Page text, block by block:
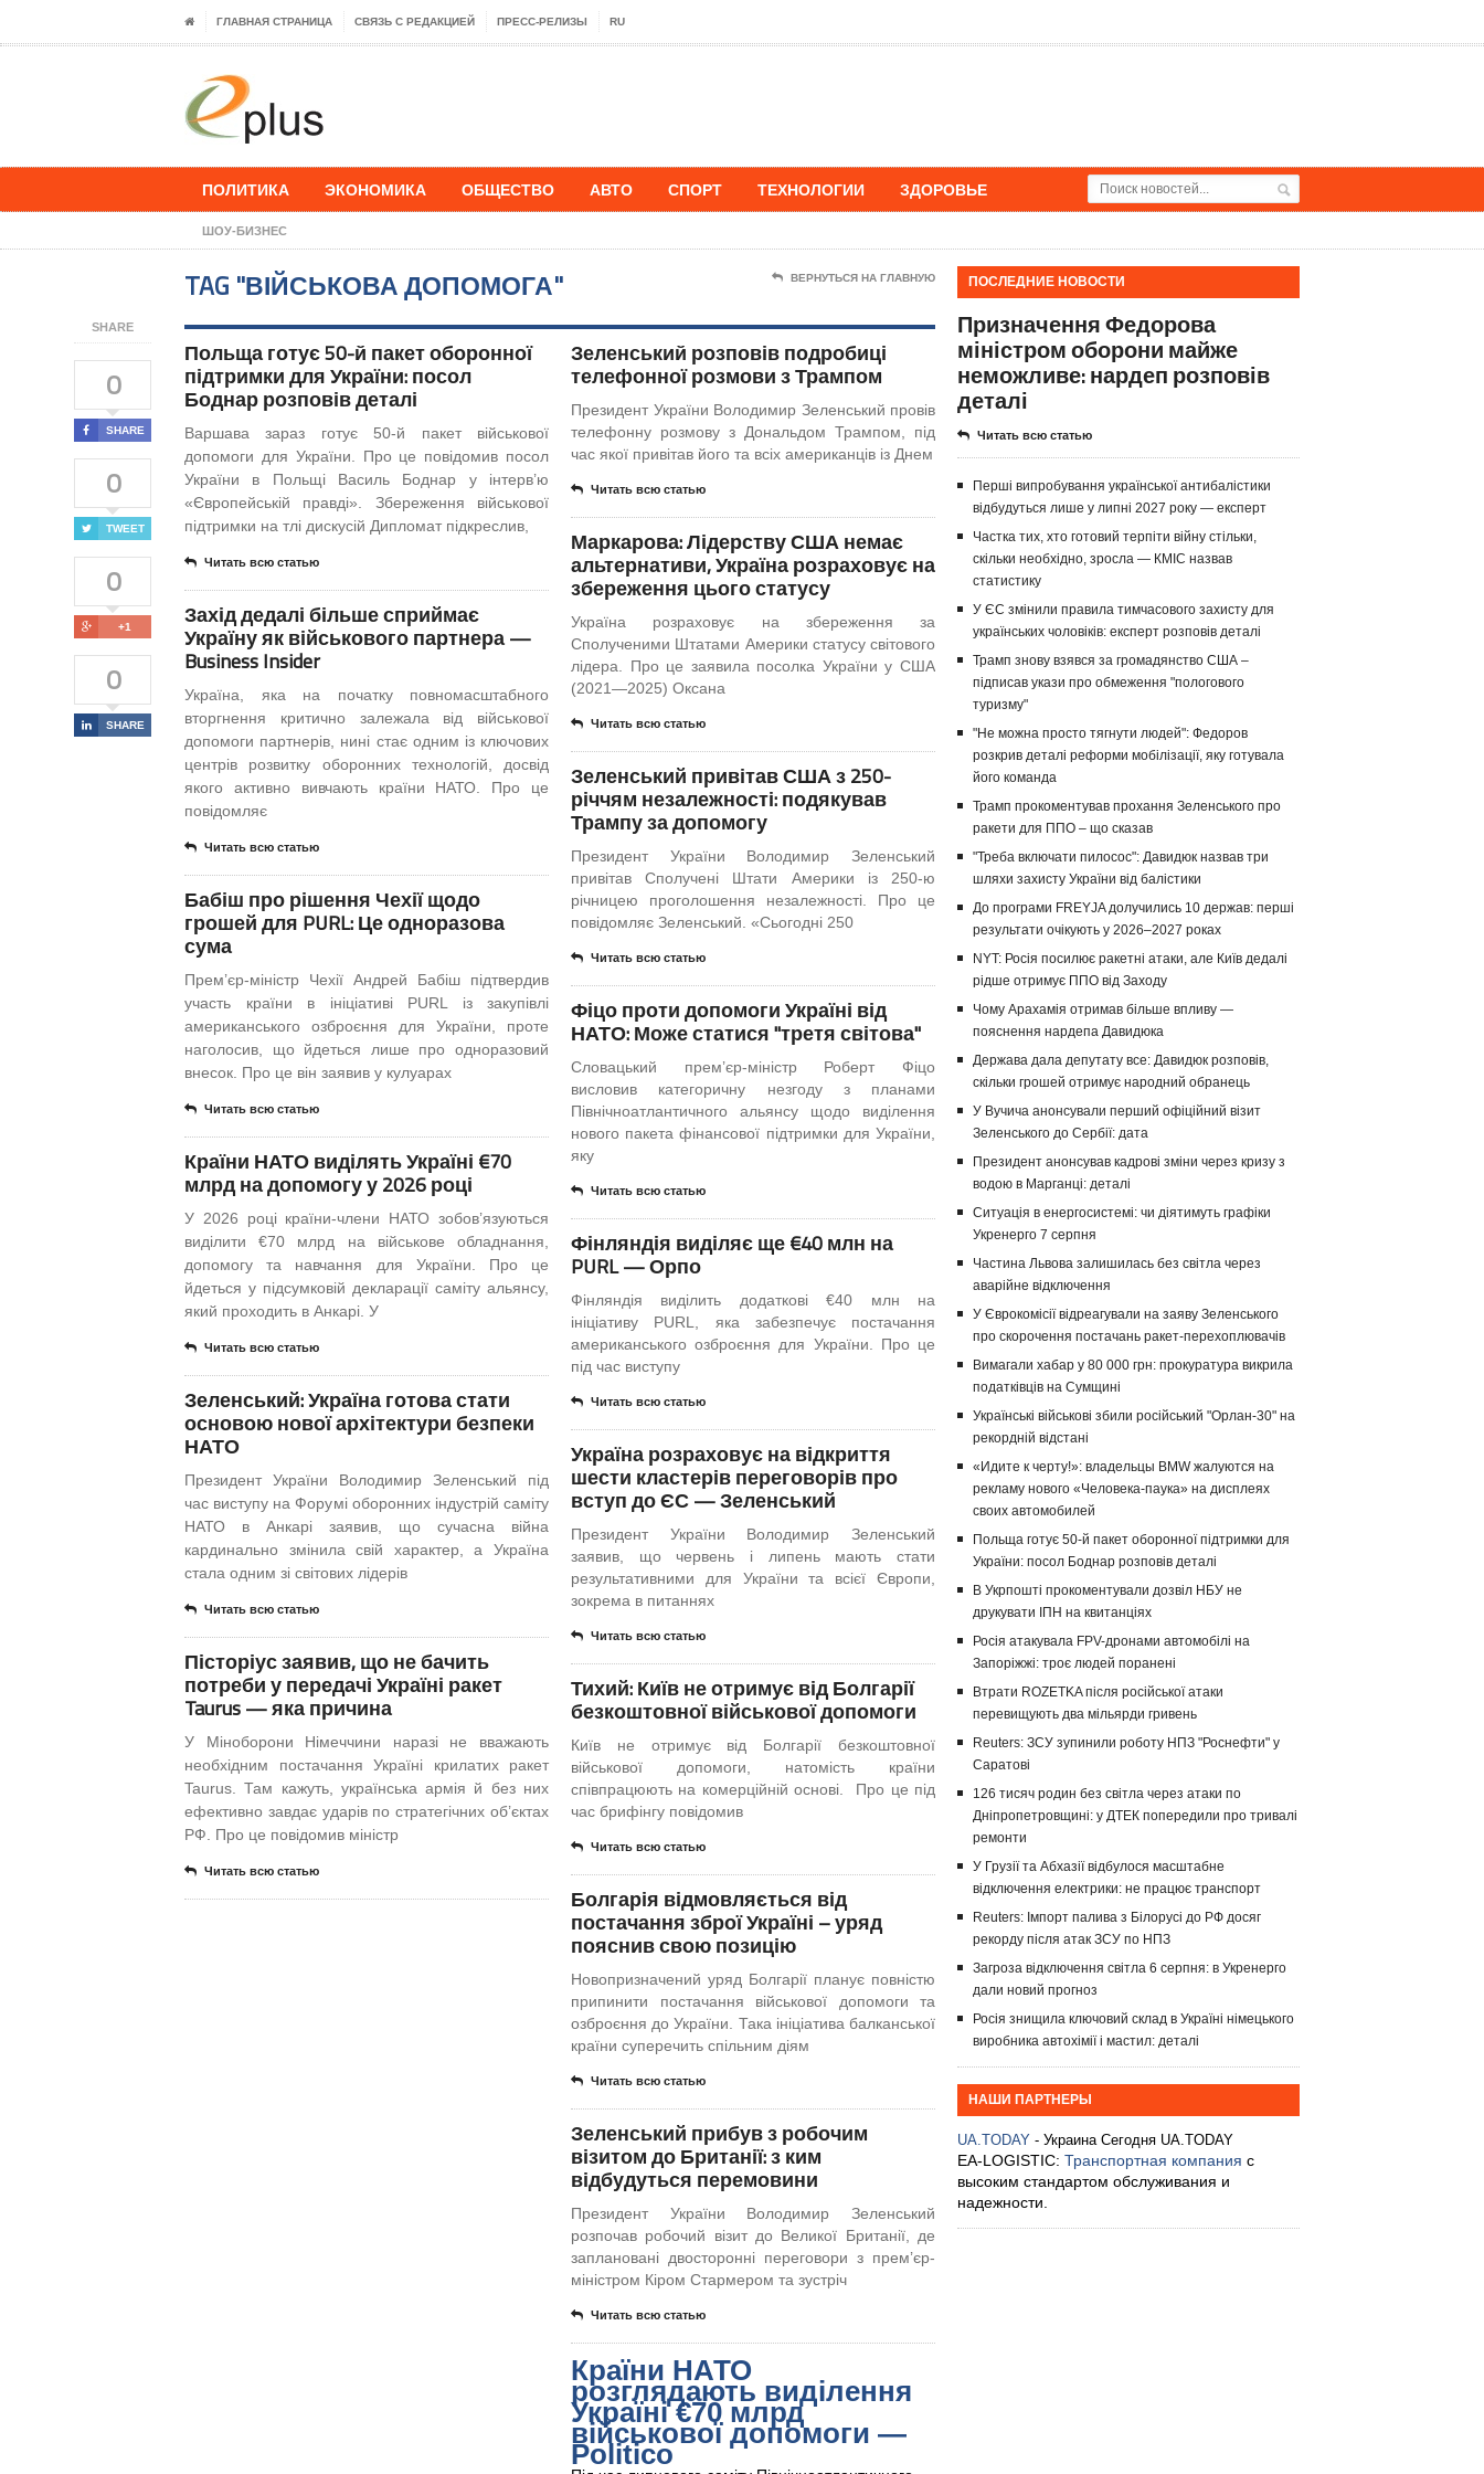
ГЛАВНАЯ СТРАНИЦА СВЯЗЬ С РЕДАКЦИЕЙ ПРЕСС-РЕЛИЗЫ RU
ПОЛИТИКА ЭКОНОМИКА ОБЩЕСТВО АВТО СПОРТ ТЕХНОЛОГИИ ЗДОРОВЬЕ
ШОУ-БИЗНЕС
SHARE
0
SHARE
0
TWEET
0
+1
0
SHARE
TAG "ВІЙСЬКОВА ДОПОМОГА" ВЕРНУТЬСЯ НА ГЛАВНУЮ
Польща готує 50-й пакет оборонної
підтримки для України: посол
Боднар розповів деталі
Варшава зараз готує 50-й пакет військової
допомоги для України. Про це повідомив посол
України в Польщі Василь Боднар у інтерв’ю
«Європейській правді». Збереження військової
підтримки на тлі дискусій Дипломат підкреслив,
Читать всю статью
Захід дедалі більше сприймає
Україну як військового партнера —
Business Insider
Україна, яка на початку повномасштабного
вторгнення критично залежала від військової
допомоги партнерів, нині стає одним із ключових
центрів розвитку оборонних технологій, досвід
якого активно вивчають країни НАТО. Про це
повідомляє
Читать всю статью
Бабіш про рішення Чехії щодо
грошей для PURL: Це одноразова
сума
Прем’єр-міністр Чехії Андрей Бабіш підтвердив
участь країни в ініціативі PURL із закупівлі
американського озброєння для України, проте
наголосив, що йдеться лише про одноразовий
внесок. Про це він заявив у кулуарах
Читать всю статью
Країни НАТО виділять Україні €70
млрд на допомогу у 2026 році
У 2026 році країни-члени НАТО зобов’язуються
виділити €70 млрд на військове обладнання,
допомогу та навчання для України. Про це
йдеться у підсумковій декларації саміту альянсу,
який проходить в Анкарі. У
Читать всю статью
Зеленський: Україна готова стати
основою нової архітектури безпеки
НАТО
Президент України Володимир Зеленський під
час виступу на Форумі оборонних індустрій саміту
НАТО в Анкарі заявив, що сучасна війна
кардинально змінила свій характер, а Україна
стала одним зі світових лідерів
Читать всю статью
Пісторіус заявив, що не бачить
потреби у передачі Україні ракет
Taurus — яка причина
У Міноборони Німеччини наразі не вважають
необхідним постачання Україні крилатих ракет
Taurus. Там кажуть, українська армія й без них
ефективно завдає ударів по стратегічних об’єктах
РФ. Про це повідомив міністр
Читать всю статью
Зеленський розповів подробиці
телефонної розмови з Трампом
Президент України Володимир Зеленський провів
телефонну розмову з Дональдом Трампом, під
час якої привітав його та всіх американців із Днем
Читать всю статью
Маркарова: Лідерству США немає
альтернативи, Україна розраховує на
збереження цього статусу
Україна розраховує на збереження за
Сполученими Штатами Америки статусу світового
лідера. Про це заявила посолка України у США
(2021—2025) Оксана
Читать всю статью
Зеленський привітав США з 250-
річчям незалежності: подякував
Трампу за допомогу
Президент України Володимир Зеленський
привітав Сполучені Штати Америки із 250-ю
річницею проголошення незалежності. Про це
повідомляє Зеленський. «Сьогодні 250
Читать всю статью
Фіцо проти допомоги Україні від
НАТО: Може статися "третя світова"
Словацький прем’єр-міністр Роберт Фіцо
висловив категоричну незгоду з планами
Північноатлантичного альянсу щодо виділення
нового пакета фінансової підтримки для України,
яку
Читать всю статью
Фінляндія виділяє ще €40 млн на
PURL — Орпо
Фінляндія виділить додаткові €40 млн на
ініціативу PURL, яка забезпечує постачання
американського озброєння для України. Про це
під час виступу
Читать всю статью
Україна розраховує на відкриття
шести кластерів переговорів про
вступ до ЄС — Зеленський
Президент України Володимир Зеленський
заявив, що червень і липень мають стати
результативними для України та всієї Європи,
зокрема в питаннях
Читать всю статью
Тихий: Київ не отримує від Болгарії
безкоштовної військової допомоги
Київ не отримує від Болгарії безкоштовної
військової допомоги, натомість країни
співпрацюють на комерційній основі. Про це під
час брифінгу повідомив
Читать всю статью
Болгарія відмовляється від
постачання зброї Україні – уряд
пояснив свою позицію
Новопризначений уряд Болгарії планує повністю
припинити постачання військової допомоги та
озброєння до України. Така ініціатива балканської
країни суперечить спільним діям
Читать всю статью
Зеленський прибув з робочим
візитом до Британії: з ким
відбудуться перемовини
Президент України Володимир Зеленський
розпочав робочий візит до Великої Британії, де
заплановані двосторонні переговори з прем’єр-
міністром Кіром Стармером та зустріч
Читать всю статью
Країни НАТО
розглядають виділення
Україні €70 млрд
військової допомоги —
Politico
ПОСЛЕДНИЕ НОВОСТИ
Призначення Федорова
міністром оборони майже
неможливе: нардеп розповів
деталі
Читать всю статью
Перші випробування української антибалістики
відбудуться лише у липні 2027 року — експерт
Частка тих, хто готовий терпіти війну стільки,
скільки необхідно, зросла — КМІС назвав
статистику
У ЄС змінили правила тимчасового захисту для
українських чоловіків: експерт розповів деталі
Трамп знову взявся за громадянство США –
підписав укази про обмеження "пологового
туризму"
"Не можна просто тягнути людей": Федоров
розкрив деталі реформи мобілізації, яку готувала
його команда
Трамп прокоментував прохання Зеленського про
ракети для ППО – що сказав
"Треба включати пилосос": Давидюк назвав три
шляхи захисту України від балістики
До програми FREYJA долучились 10 держав: перші
результати очікують у 2026–2027 роках
NYT: Росія посилює ракетні атаки, але Київ дедалі
рідше отримує ППО від Заходу
Чому Арахамія отримав більше впливу —
пояснення нардепа Давидюка
Держава дала депутату все: Давидюк розповів,
скільки грошей отримує народний обранець
У Вучича анонсували перший офіційний візит
Зеленського до Сербії: дата
Президент анонсував кадрові зміни через кризу з
водою в Марганці: деталі
Ситуація в енергосистемі: чи діятимуть графіки
Укренерго 7 серпня
Частина Львова залишилась без світла через
аварійне відключення
У Єврокомісії відреагували на заяву Зеленського
про скорочення постачань ракет-перехоплювачів
Вимагали хабар у 80 000 грн: прокуратура викрила
податківців на Сумщині
Українські військові збили російський "Орлан-30" на
рекордній відстані
«Идите к черту!»: владельцы BMW жалуются на
рекламу нового «Человека-паука» на дисплеях
своих автомобилей
Польща готує 50-й пакет оборонної підтримки для
України: посол Боднар розповів деталі
В Укрпошті прокоментували дозвіл НБУ не
друкувати ІПН на квитанціях
Росія атакувала FPV-дронами автомобілі на
Запоріжжі: троє людей поранені
Втрати ROZETKA після російської атаки
перевищують два мільярди гривень
Reuters: ЗСУ зупинили роботу НПЗ "Роснефти" у
Саратові
126 тисяч родин без світла через атаки по
Дніпропетровщині: у ДТЕК попередили про тривалі
ремонти
У Грузії та Абхазії відбулося масштабне
відключення електрики: не працює транспорт
Reuters: Імпорт палива з Білорусі до РФ досяг
рекорду після атак ЗСУ по НПЗ
Загроза відключення світла 6 серпня: в Укренерго
дали новий прогноз
Росія знищила ключовий склад в Україні німецького
виробника автохімії і мастил: деталі
НАШИ ПАРТНЕРЫ
UA.TODAY - Украина Сегодня UA.TODAY
EA-LOGISTIC: Транспортная компания с
высоким стандартом обслуживания и
надежности.